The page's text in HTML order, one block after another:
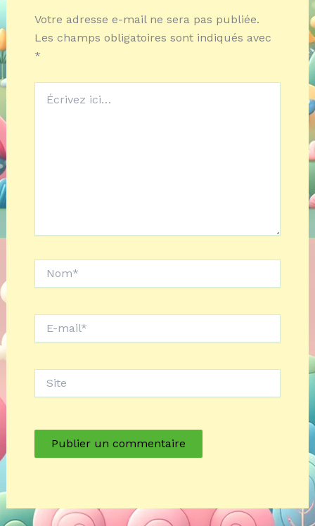
Votre adresse e-mail ne sera pas publiée.
Les champs obligatoires sont indiqués avec
*
ici…
mail*